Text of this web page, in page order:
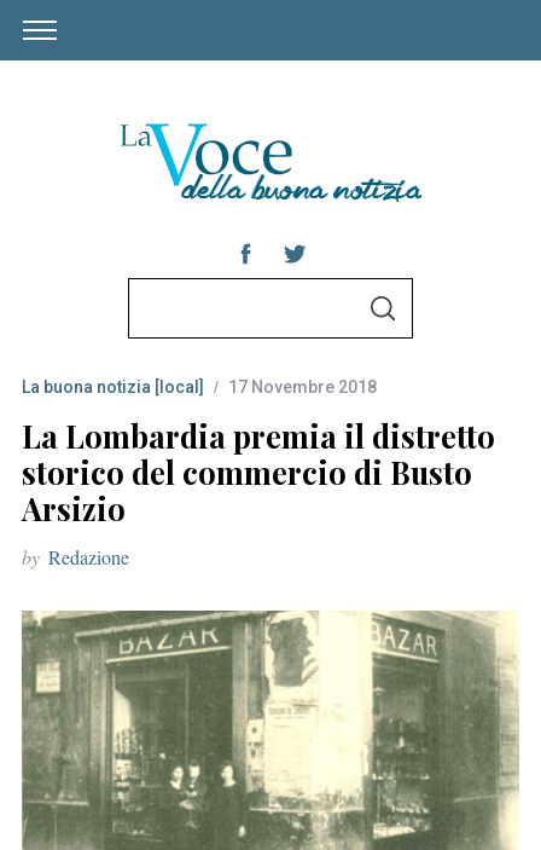
r
c
h
r
S
La buona notizia [local] 17 Novembre 2018
La Lombardia premia il distretto
storico del commercio di Busto
Arsizio
by Redazione